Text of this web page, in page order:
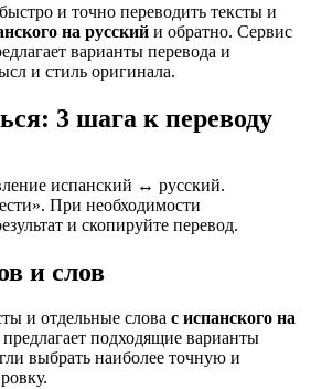
и точно переводить тексты и
на русский и обратно. Сервис
варианты перевода и
и стиль оригинала.
3 шага к переводу
испанский ↔ русский.
При необходимости
и скопируйте перевод.
и слов
и отдельные слова с испанского на
предлагает подходящие варианты
выбрать наиболее точную и